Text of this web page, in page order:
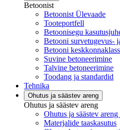
Betoonist
Betoonist Ülevaade
Tooteportfell
Betoonisegu
Betooni survetugevus-
Betooni
Suvine betoneerimine
Talvine betoneerimine
Toodang ja standardid
Tehnika
Ohutus ja säästev areng
Ohutus ja säästev areng
Ohutus ja säästev
Materjalide taaskasutus